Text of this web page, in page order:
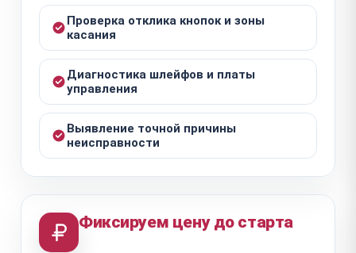
Проверка отклика кнопок и зоны
касания
Диагностика шлейфов и платы
управления
Выявление точной причины
неисправности
Фиксируем цену до старта